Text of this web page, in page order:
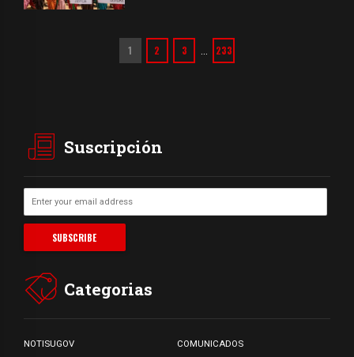
1 2 3 233
Suscripción
Categorias
NOTISUGOV COMUNICADOS